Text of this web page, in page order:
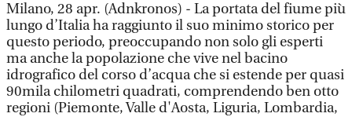
Milano, 28 apr. (Adnkronos) - La portata del fiume più
lungo d’Italia ha raggiunto il suo minimo storico per
questo periodo, preoccupando non solo gli esperti
ma anche la popolazione che vive nel bacino
idrografico del corso d’acqua che si estende per quasi
90mila chilometri quadrati, comprendendo ben otto
regioni (Piemonte, Valle d'Aosta, Liguria, Lombardia,